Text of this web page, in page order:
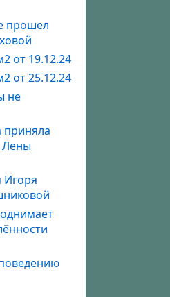
прошел
от 19.12.24
от 25.12.24
не
Лены